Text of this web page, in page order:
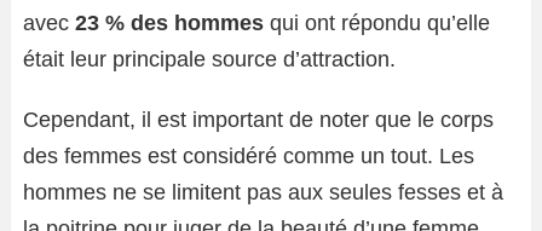
avec 23 % des hommes qui ont répondu qu’elle
était leur principale source d’attraction.
Cependant, il est important de noter que le corps
des femmes est considéré comme un tout. Les
hommes ne se limitent pas aux seules fesses et à